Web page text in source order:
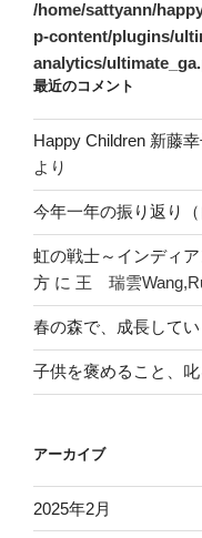
/home/sattyann/
p-content/plugins/
analytics/
最近のコメント
Happy Children 新藤
より
今年一年の振り返り（
虹の戦士～インディ
方 に 王 瑞雲
春の森で、成長して
子供を褒めること、
アーカイブ
2025年2月